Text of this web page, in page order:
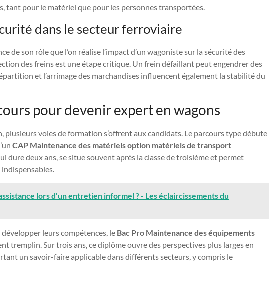
tant pour le matériel que pour les personnes transportées.
dans le secteur ferroviaire
de son rôle que l’on réalise l’impact d’un wagoniste sur la sécurité des
des freins est une étape critique. Un frein défaillant peut engendrer des
et l’arrimage des marchandises influencent également la stabilité du
pour devenir expert en wagons
plusieurs voies de formation s’offrent aux candidats. Le parcours type débute
CAP Maintenance des matériels option matériels de transport
dure deux ans, se situe souvent après la classe de troisième et permet
indispensables.
lors d'un entretien informel ? - Les éclaircissements du
leurs compétences, le Bac Pro Maintenance des équipements
tremplin. Sur trois ans, ce diplôme ouvre des perspectives plus larges en
un savoir-faire applicable dans différents secteurs, y compris le